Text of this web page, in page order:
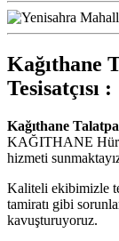
Kağıthane
Tesisatçısı :
Kağıthane
KAĞITHANE
hizmeti
Kaliteli ekibimizle
tamiratı gibi
kavuşturuyoruz.